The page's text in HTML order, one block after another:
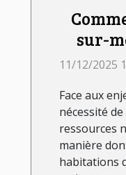
sur-
11/12/2025
Face aux
nécessité
ressources
manière
habitations